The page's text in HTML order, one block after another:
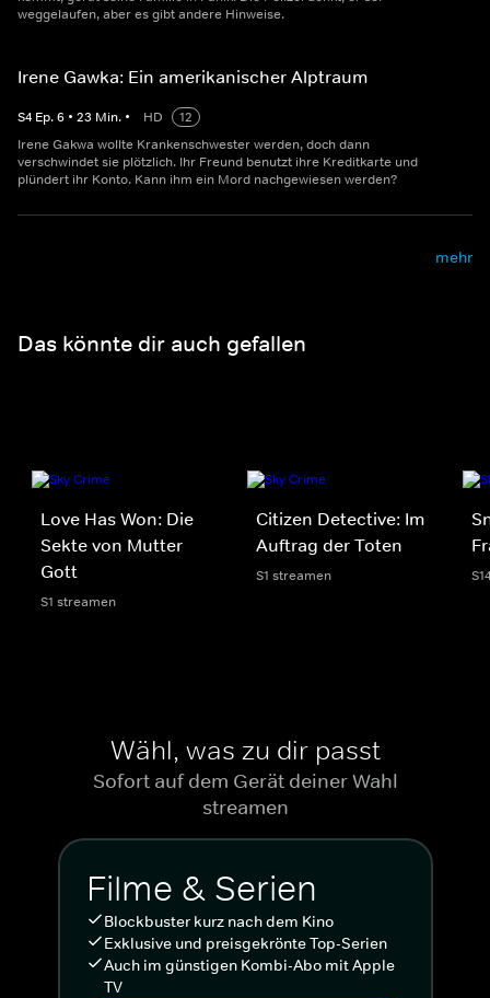
weggelaufen, aber es gibt andere Hinweise.
Irene Gawka: Ein amerikanischer Alptraum
S4 Ep.6 • 23 Min. • HD
12
Irene Gakwa wollte Krankenschwester werden, doch dann
verschwindet sie plötzlich. Ihr Freund benutzt ihre Kreditkarte und
plündert ihr Konto. Kann ihm ein Mord nachgewiesen werden?
mehr
Das könnte dir auch gefallen
Love Has Won: Die
Sekte von Mutter
Gott
S1 streamen
Citizen Detective: Im
Auftrag der Toten
S1 streamen
Wähl, was zu dir passt
Sofort auf dem Gerät deiner Wahl
streamen
Filme & Serien
Blockbuster kurz nach dem Kino
Exklusive und preisgekrönte Top-Serien
Auch im günstigen Kombi-Abo mit Apple
TV